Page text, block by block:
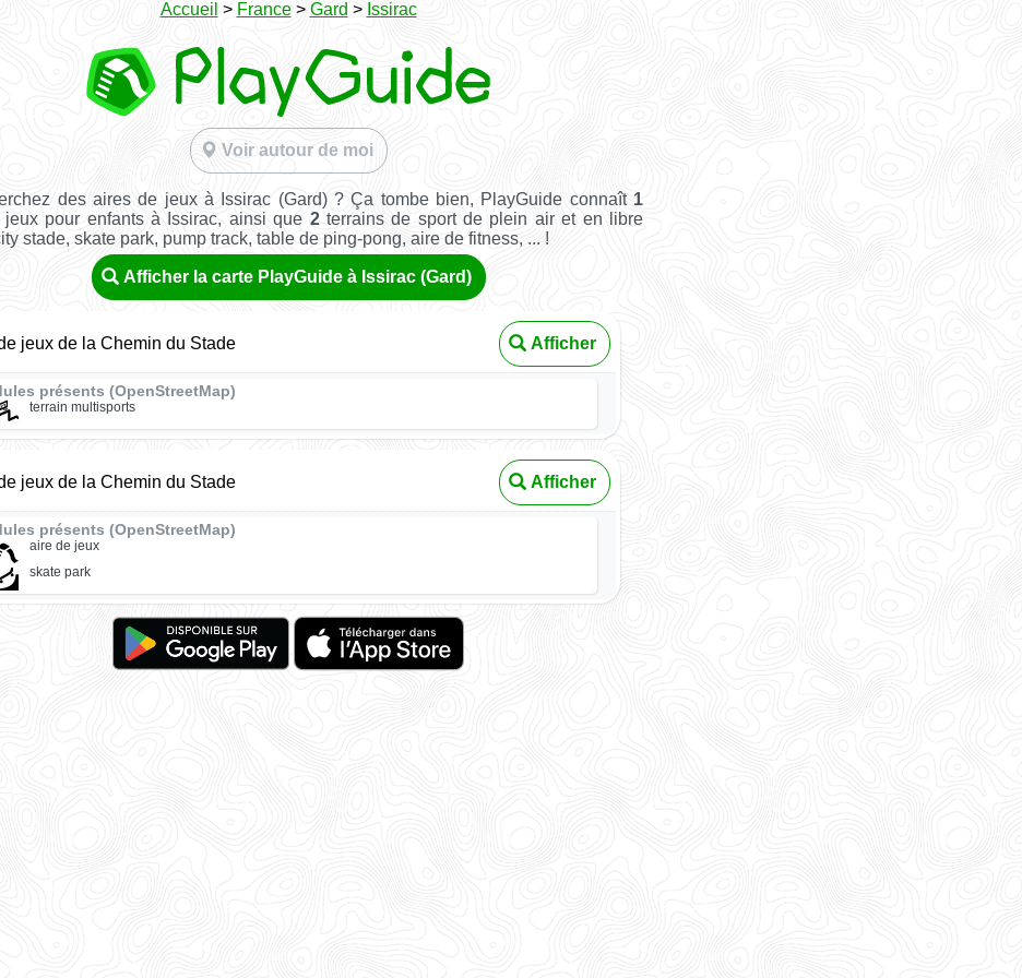
Accueil > France> Gard > Issirac
Voir autour de moi
des aires de jeux à Issirac (Gard) ? Ça tombe bien, PlayGuide connaît 1
pour enfants à Issirac, ainsi que 2terrains de sport de plein air et en libre
stade, skate park, pump track, table de ping-pong, aire de fitness, ... !
Afficher la carte PlayGuide à Issirac (Gard)
jeux de la Chemin du Stade Afficher
présents (OpenStreetMap)
terrain multisports
jeux de la Chemin du Stade Afficher
présents (OpenStreetMap)
aire de jeux
skate park